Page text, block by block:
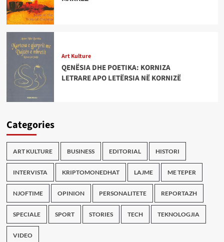
Art Kulture
QENËSIA DHE POETIKA: KORNIZA
LETRARE APO LETËRSIA NË KORNIZË
Categories
ART KULTURE BUSINESS EDITORIAL HISTORI
INTERVISTA KRIPTOMONEDHAT LAJME ME TEPER
NJOFTIME OPINION PERSONALITETE REPORTAZH
SPECIALE SPORT STORIES TECH TEKNOLOGJIA
VIDEO